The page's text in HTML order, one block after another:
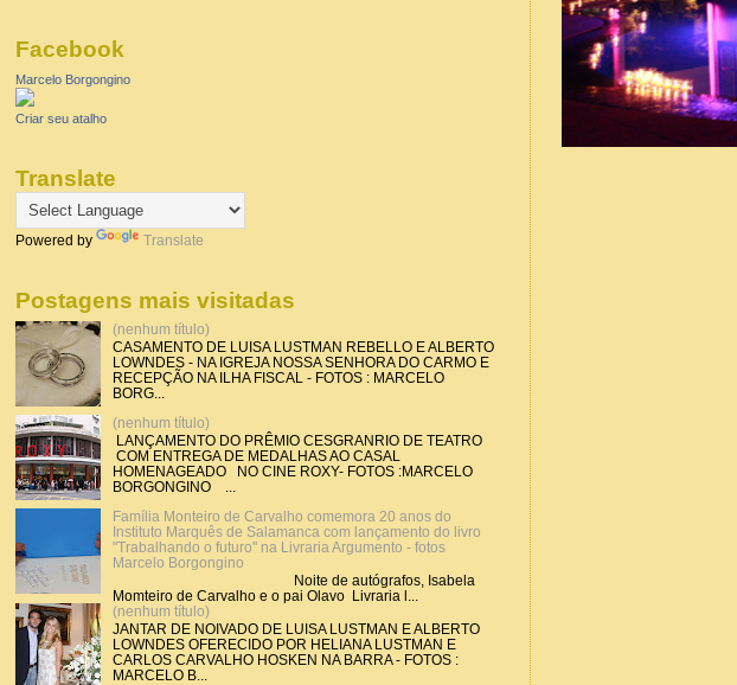
Facebook
Marcelo Borgongino
Criar seu atalho
Translate
Powered by Translate
Postagens mais visitadas
(nenhum título)
CASAMENTO DE LUISA LUSTMAN REBELLO E ALBERTO
LOWNDES - NA IGREJA NOSSA SENHORA DO CARMO E
RECEPÇÃO NA ILHA FISCAL - FOTOS : MARCELO
BORG...
(nenhum título)
LANÇAMENTO DO PRÊMIO CESGRANRIO DE TEATRO
COM ENTREGA DE MEDALHAS AO CASAL
HOMENAGEADO NO CINE ROXY- FOTOS :MARCELO
BORGONGINO ...
Família Monteiro de Carvalho comemora 20 anos do
Instituto Marquês de Salamanca com lançamento do livro
"Trabalhando o futuro" na Livraria Argumento - fotos
Marcelo Borgongino
Noite de autógrafos, Isabela
Momteiro de Carvalho e o pai Olavo Livraria l...
(nenhum título)
JANTAR DE NOIVADO DE LUISA LUSTMAN E ALBERTO
LOWNDES OFERECIDO POR HELIANA LUSTMAN E
CARLOS CARVALHO HOSKEN NA BARRA - FOTOS :
MARCELO B...